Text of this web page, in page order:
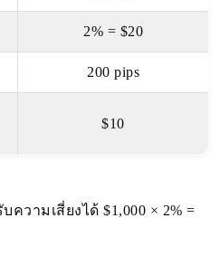
2% = $20
200 pips
$10
วามเสี่ยงได้ $1,000 × 2% =